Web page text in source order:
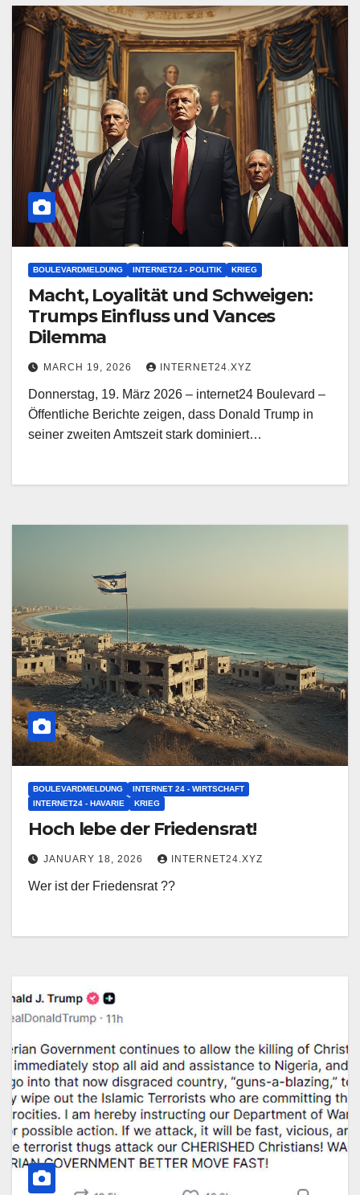
BOULEVARDMELDUNG INTERNET24 - POLITIK KRIEG
Macht, Loyalität und Schweigen:
Trumps Einfluss und Vances
Dilemma
MARCH 19, 2026 INTERNET24.XYZ
Donnerstag, 19. März 2026 – internet24 Boulevard –
Öffentliche Berichte zeigen, dass Donald Trump in
seiner zweiten Amtszeit stark dominiert…
BOULEVARDMELDUNG
INTERNET 24 - WIRTSCHAFT
INTERNET24 - HAVARIE
KRIEG
Hoch lebe der Friedensrat!
JANUARY 18, 2026 INTERNET24.XYZ
Wer ist der Friedensrat ??